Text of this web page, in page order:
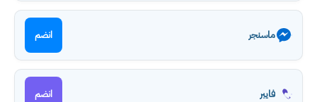
ماسنجر انضم
فايبر انضم